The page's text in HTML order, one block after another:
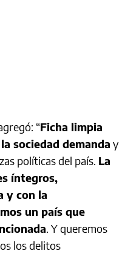
“Ficha limpia
sociedad demanda y
políticas del país. La
íntegros,
y con la
un país que
. Y queremos
los delitos